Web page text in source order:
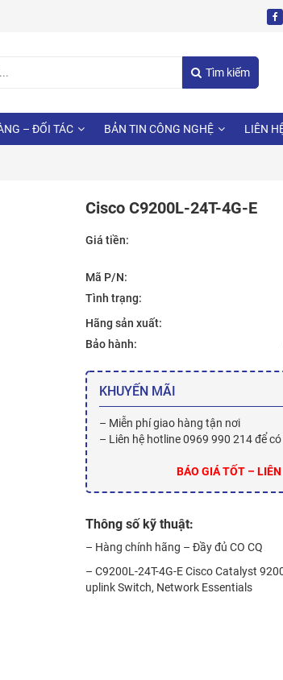
Tìm kiếm
– ĐỐI TÁC BẢN TIN CÔNG NGHỆ LIÊN
Cisco C9200L-24T-4G-E
Giá tiền:
Mã P/N:
Tình trạng:
Hãng sản xuất:
Bảo hành:
KHUYẾN MÃI
– Miễn phí giao hàng tận nơi
– Liên hệ hotline 0969 990 214 để
BÁO GIÁ TỐT – LIÊN
Thông số kỹ thuật:
– Hàng chính hãng – Đầy đủ CO CQ
– C9200L-24T-4G-E Cisco Catalyst
uplink Switch, Network Essentials